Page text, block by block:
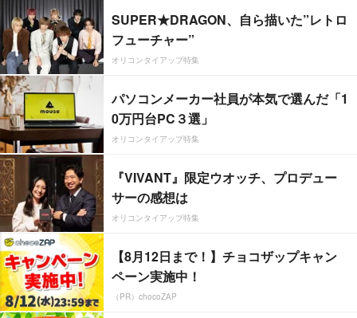
SUPER★DRAGON、自ら描いた”レトロ
フューチャー”
オリコンタイアップ特集
パソコンメーカー社員が本気で選んだ「1
0万円台PC３選」
オリコンタイアップ特集
『VIVANT』限定ウオッチ、プロデュー
サーの感想は
オリコンタイアップ特集
【8月12日まで！】チョコザップキャン
ペーン実施中！
（PR）chocoZAP